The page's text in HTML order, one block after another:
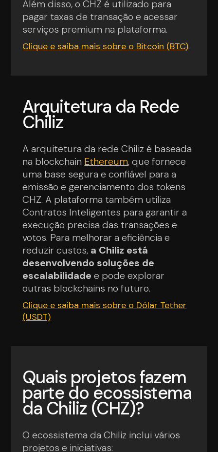
Além disso, o CHZ é utilizado para
pagar taxas de transação e acessar
serviços premium na plataforma.
Clique e saiba mais sobre o Bitcoin (BTC)
Arquitetura da Rede
Chiliz
A arquitetura da rede Chiliz é baseada
na blockchain Ethereum, que fornece
uma base segura e confiável para a
emissão e gerenciamento dos tokens
CHZ. A plataforma também utiliza
Contratos Inteligentes para garantir a
execução precisa das transações e
votos. Para melhorar a eficiência e
reduzir custos, a Chiliz está
desenvolvendo soluções de
escalabilidade e pode explorar
outras blockchains no futuro.
Clique e saiba mais sobre o Dólar Tether
(USDT)
Quais projetos fazem
parte do ecossistema
da Chiliz (CHZ)?
O ecossistema da Chiliz inclui vários
projetos e iniciativas: